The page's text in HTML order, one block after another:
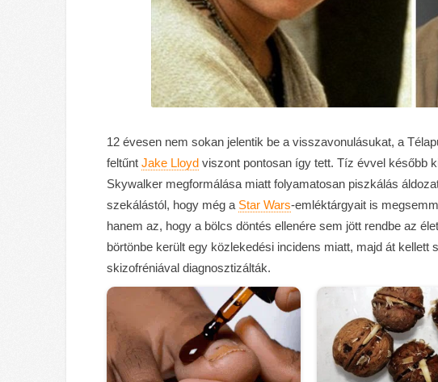
12 évesen nem sokan jelentik be a visszavonulásukat, a
feltűnt Jake Lloyd viszont pontosan így tett. Tíz évvel később
Skywalker megformálása miatt folyamatosan piszkálás
szekálástól, hogy még a Star Wars-emléktárgyait is
hanem az, hogy a bölcs döntés ellenére sem jött rendbe az
börtönbe került egy közlekedési incidens miatt, majd át
skizofréniával diagnosztizálták.